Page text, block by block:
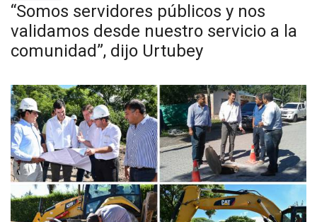
“Somos servidores públicos y nos
validamos desde nuestro servicio a la
comunidad”, dijo Urtubey